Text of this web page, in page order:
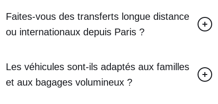
Faites-vous des transferts longue distance
ou internationaux depuis Paris ?
Les véhicules sont-ils adaptés aux familles
et aux bagages volumineux ?